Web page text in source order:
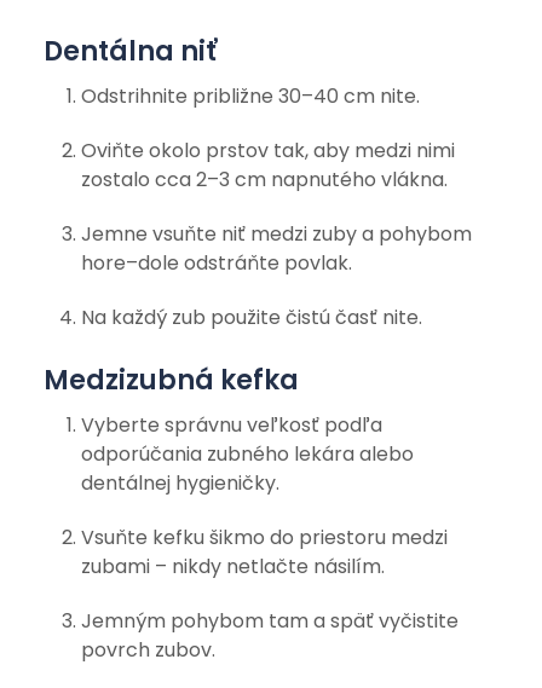
Dentálna niť
Odstrihnite približne 30–40 cm nite.
Oviňte okolo prstov tak, aby medzi nimi
zostalo cca 2–3 cm napnutého vlákna.
Jemne vsuňte niť medzi zuby a pohybom
hore–dole odstráňte povlak.
Na každý zub použite čistú časť nite.
Medzizubná kefka
Vyberte správnu veľkosť podľa
odporúčania zubného lekára alebo
dentálnej hygieničky.
Vsuňte kefku šikmo do priestoru medzi
zubami – nikdy netlačte násilím.
Jemným pohybom tam a späť vyčistite
povrch zubov.